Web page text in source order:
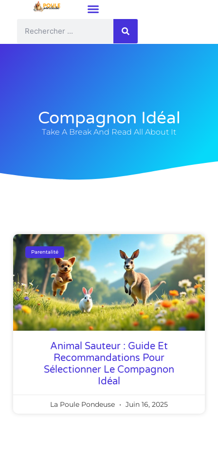
Compagnon Idéal
Take A Break And Read All About It
Parentalité
Animal Sauteur : Guide Et
Recommandations Pour
Sélectionner Le Compagnon
Idéal
La Poule Pondeuse Juin 16, 2025